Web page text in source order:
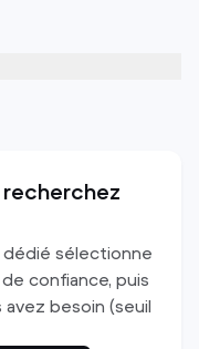
recherchez
sélectionne
confiance, puis
besoin (seuil